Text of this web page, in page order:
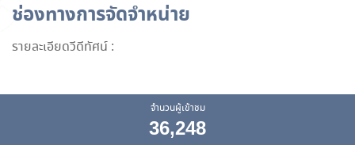
ช่องทางการจัดจำหน่าย
รายละเอียดวีดีทัศน์ :
จำนวนผู้เข้าชม
36,248